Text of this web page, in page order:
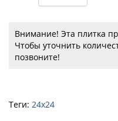
Внимание! Эта плитка
Чтобы уточнить
позвоните!
Теги: 24х24